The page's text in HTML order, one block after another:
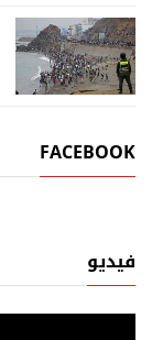
FACEBOOK
فيديو